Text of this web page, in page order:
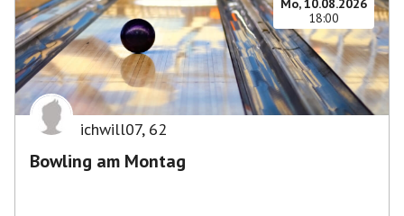
Mo, 10.08.2026
18:00
ichwill07, 62
Bowling am Montag